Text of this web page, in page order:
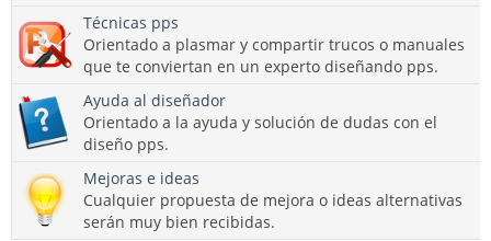
Técnicas pps
Orientado a plasmar y compartir trucos o manuales
que te conviertan en un experto diseñando pps.
Ayuda al diseñador
Orientado a la ayuda y solución de dudas con el
diseño pps.
Mejoras e ideas
Cualquier propuesta de mejora o ideas alternativas
serán muy bien recibidas.